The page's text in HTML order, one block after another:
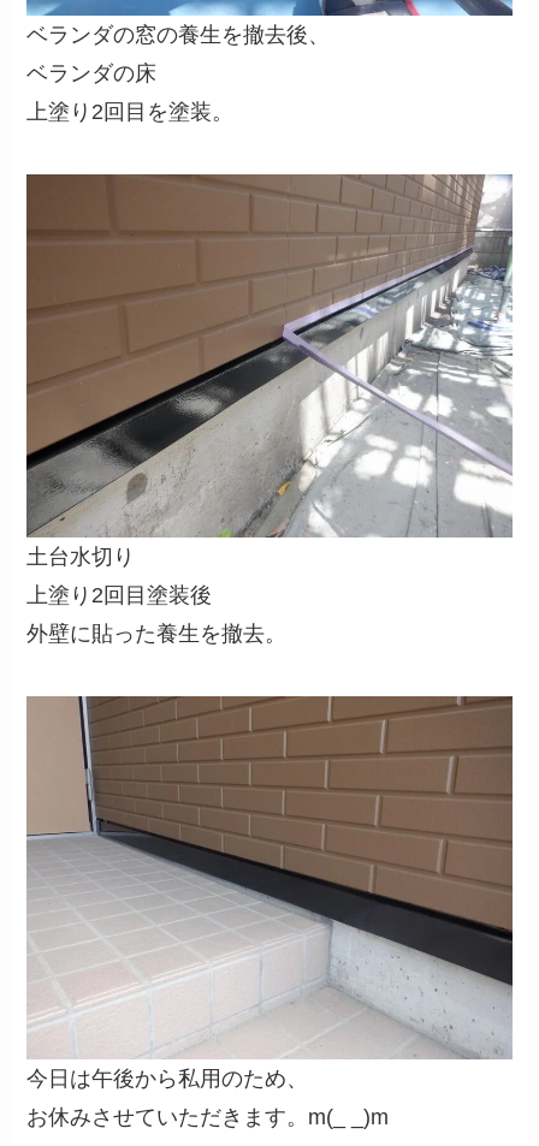
ベランダの窓の養生を撤去後、
ベランダの床
上塗り2回目を塗装。
土台水切り
上塗り2回目塗装後
外壁に貼った養生を撤去。
今日は午後から私用のため、
お休みさせていただきます。m(_ _)m